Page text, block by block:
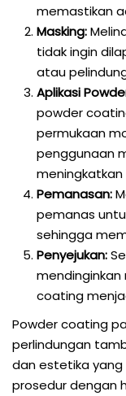
memastikan
Masking:
tidak ingin
atau
Aplikasi
powder
permukaan
penggunaan
meningkatkan
Pemanasan:
pemanas
sehingga
Penyejukan:
coating
Powder coating
perlindungan
dan estetika yang
prosedur dengan